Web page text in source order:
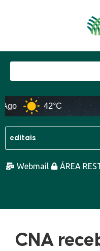
42°C
Webmail ÁREA
CNA